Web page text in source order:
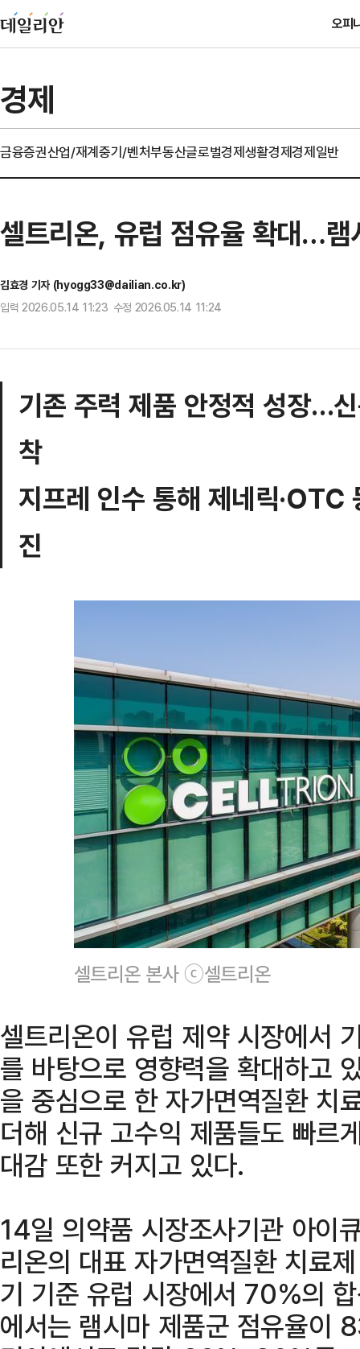
오피
경제
금융증권산업/재계중기/벤처부동산글로벌경제생활경제경제일반
셀트리온, 유럽 점유율 확대…
김효경 기자 (hyogg33@dailian.co.kr)
입력 2026.05.14 11:23 수정 2026.05.14 11:24
기존 주력 제품 안정적 성장…
착
지프레 인수 통해 제네릭·OTC
진
셀트리온 본사 ⓒ셀트리온
셀트리온이 유럽 제약 시장에서
를 바탕으로 영향력을 확대하고
을 중심으로 한 자가면역질환 치
더해 신규 고수익 제품들도 빠르
대감 또한 커지고 있다.
14일 의약품 시장조사기관 아이
리온의 대표 자가면역질환 치료
기 기준 유럽 시장에서 70%의
에서는 램시마 제품군 점유율이